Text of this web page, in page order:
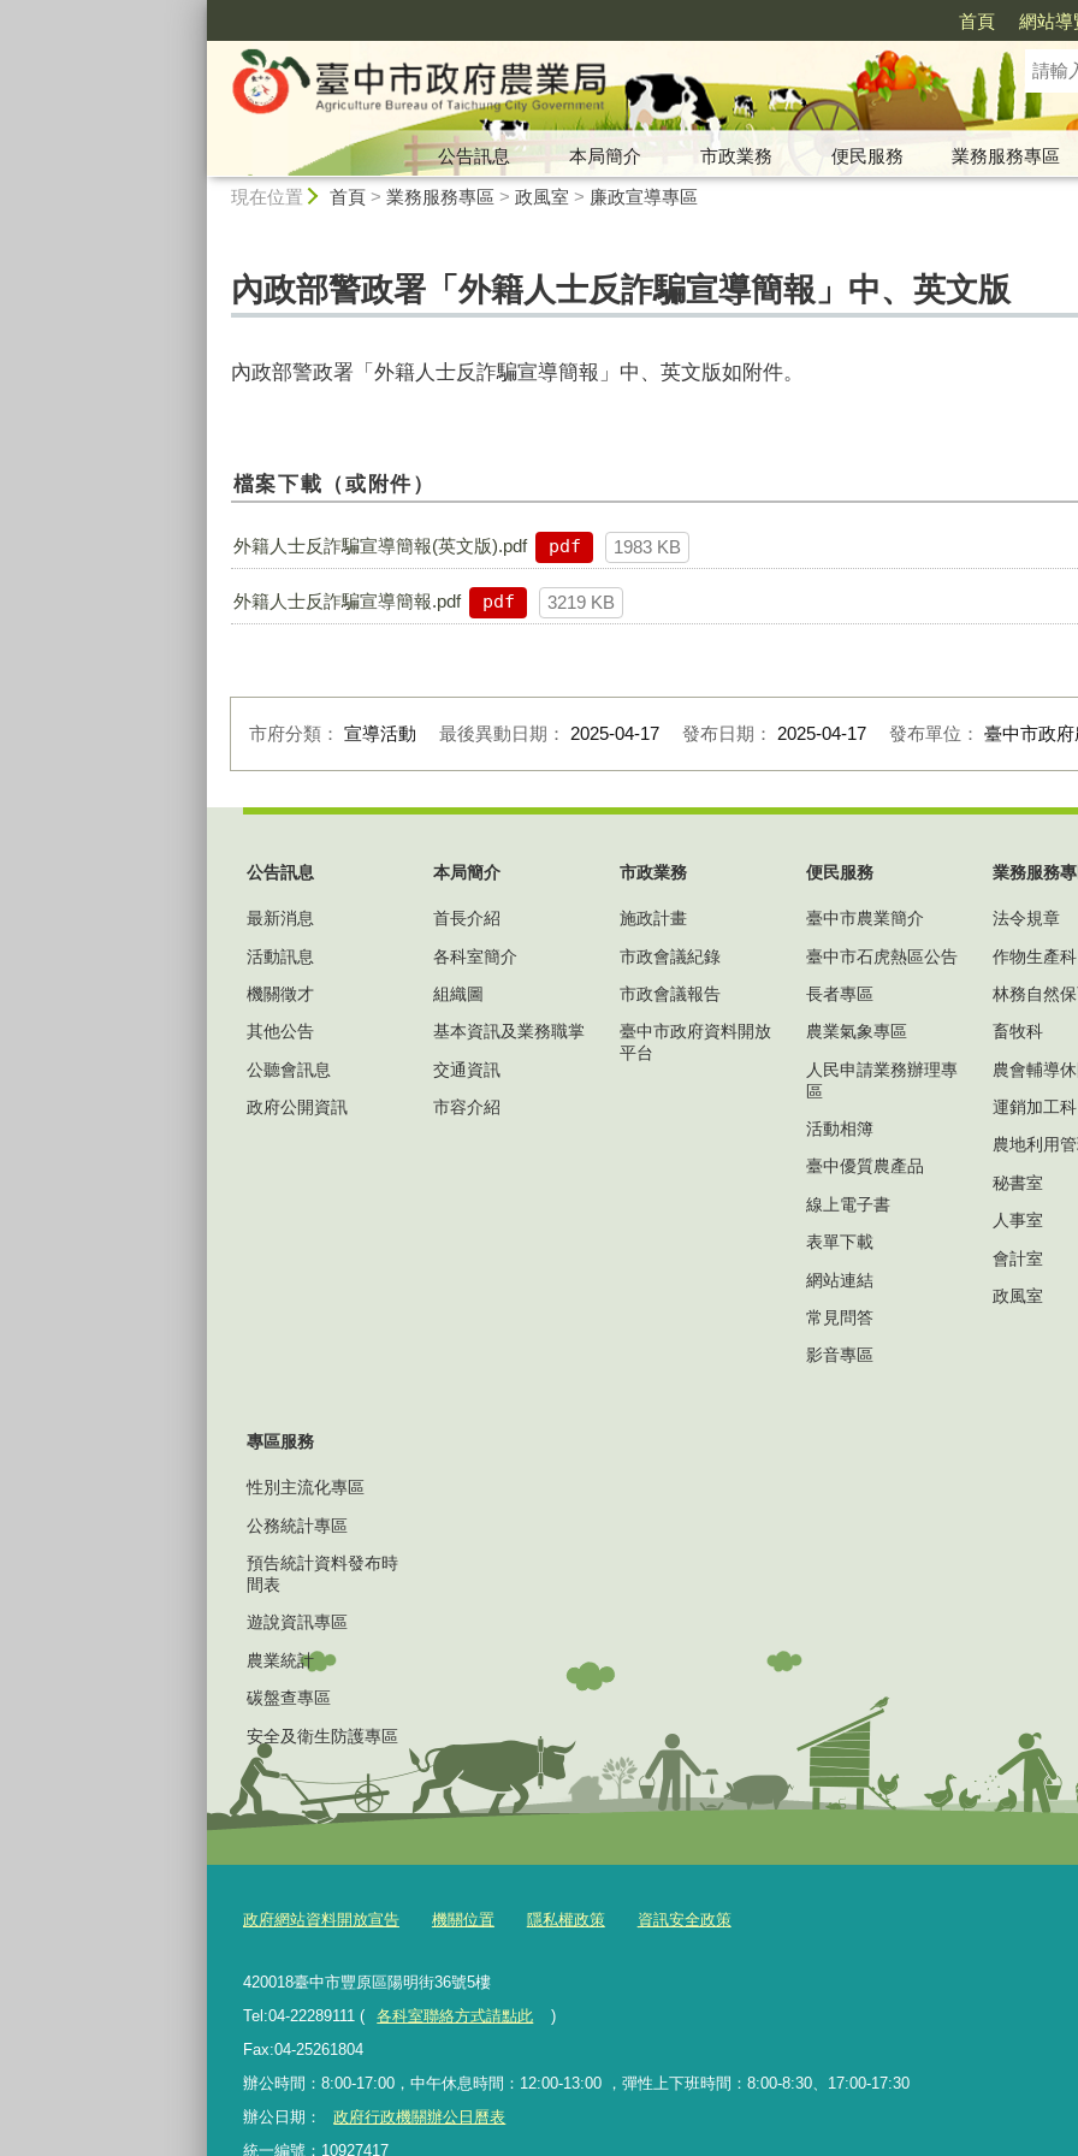
首頁 網站導
公告訊息 本局簡介 市政業務 便民服務
業務服務專區
現在位置 首頁> 業務服務專區 > 政風室 > 廉政宣導專區
內政部警政署「外籍人士反詐騙宣導簡報」中、英文版
內政部警政署「外籍人士反詐騙宣導簡報」中、英文版如附件。
檔案下載（或附件）
外籍人士反詐騙宣導簡報(英文版).pdf pdf 1983 KB
外籍人士反詐騙宣導簡報.pdf pdf 3219 KB
市府分類： 宣導活動 最後異動日期： 2025-04-17 發布日期： 2025-04-17 發布單位： 臺中市政府
公告訊息
最新消息
活動訊息
機關徵才
其他公告
公聽會訊息
政府公開資訊
本局簡介
首長介紹
各科室簡介
組織圖
基本資訊及業務職掌
交通資訊
市容介紹
市政業務
施政計畫
市政會議紀錄
市政會議報告
臺中市政府資料開放
平台
便民服務
臺中市農業簡介
臺中市石虎熱區公告
長者專區
農業氣象專區
人民申請業務辦理專
區
活動相簿
臺中優質農產品
線上電子書
表單下載
網站連結
常見問答
影音專區
業務服務
法令規章
作物生產科
林務自然
畜牧科
農會輔導
運銷加工科
農地利用
秘書室
人事室
會計室
政風室
專區服務
性別主流化專區
公務統計專區
預告統計資料發布時
間表
遊說資訊專區
農業統計
碳盤查專區
安全及衛生防護專區
政府網站資料開放宣告 機關位置 隱私權政策 資訊安全政策
420018臺中市豐原區陽明街36號5樓
Tel:04-22289111 (
各科室聯絡方式請點此
)
Fax:04-25261804
辦公時間：8:00-17:00，中午休息時間：12:00-13:00 ，彈性上下班時間：8:00-8:30、17:00-17:30
辦公日期：
政府行政機關辦公日曆表
統一編號：10927417